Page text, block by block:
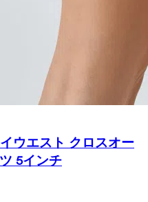
ウエスト クロスオー
5インチ